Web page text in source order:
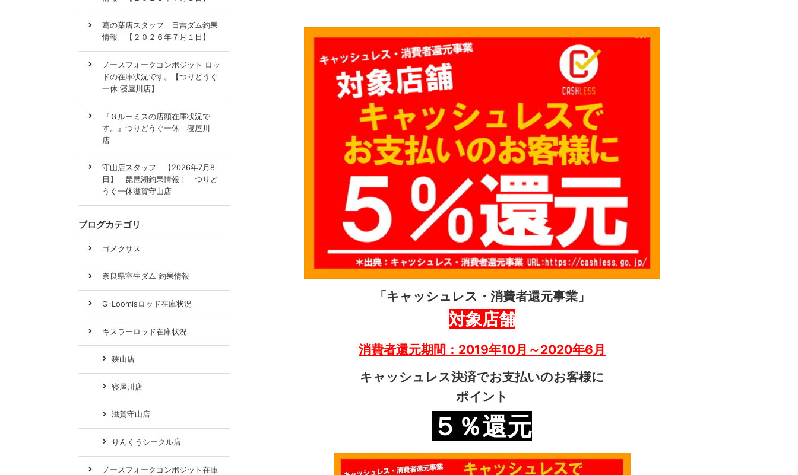
「キャッシュレス・消費者還元事業」
対象店舗
消費者還元期間：2019年10月～2020年6月
キャッシュレス決済でお支払いのお客様に
ポイント
５％還元
葛の葉店スタッフ 日吉ダム釣果
情報 【２０２６年７月１日】
ノースフォークコンポジット ロッ
ドの在庫状況です。【つりどうぐ
一休 寝屋川店】
『Ｇルーミスの店頭在庫状況で
す。』つりどうぐ一休 寝屋川
店
守山店スタッフ 【2026年7月8
日】 琵琶湖釣果情報！ つりど
うぐ一休滋賀守山店
ブログカテゴリ
ゴメクサス
奈良県室生ダム 釣果情報
G-Loomisロッド在庫状況
キスラーロッド在庫状況
狭山店
寝屋川店
滋賀守山店
りんくうシークル店
ノースフォークコンポジット在庫